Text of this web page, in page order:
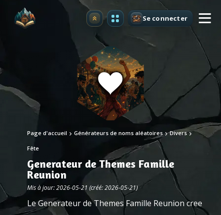
Premium Se connecter
Page d'accueil Générateurs de noms aléatoires Divers
Fête
Generateur de Themes Famille
Reunion
Mis à jour: 2026-05-21 (créé: 2026-05-21)
Le Generateur de Themes Famille Reunion cree